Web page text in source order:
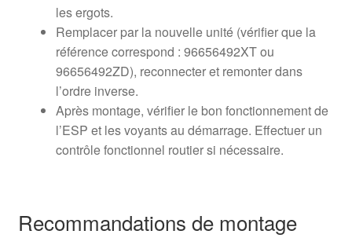
les ergots.
Remplacer par la nouvelle unité (vérifier que la
référence correspond : 96656492XT ou
96656492ZD), reconnecter et remonter dans
l’ordre inverse.
Après montage, vérifier le bon fonctionnement de
l’ESP et les voyants au démarrage. Effectuer un
contrôle fonctionnel routier si nécessaire.
Recommandations de montage